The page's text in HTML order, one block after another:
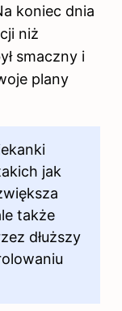
koniec dnia
niż
smaczny i
plany
jak
także
dłuższy